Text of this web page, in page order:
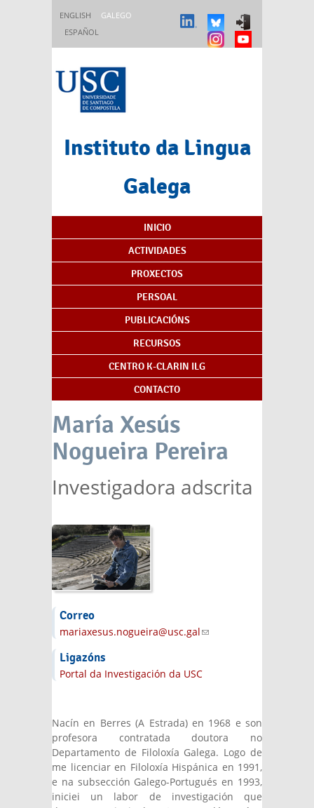
ENGLISH
GALEGO
ESPAÑOL
Instituto da Lingua
Galega
Índice de contidos
INICIO
ACTIVIDADES
PROXECTOS
PERSOAL
PUBLICACIÓNS
RECURSOS
CENTRO K-CLARIN ILG
CONTACTO
María Xesús
Nogueira Pereira
Investigadora adscrita
Correo
mariaxesus.nogueira@usc.gal(link sends
Ligazóns
Portal da Investigación da USC
Nacín en Berres (A Estrada) en 1968 e son
profesora contratada doutora no
Departamento de Filoloxía Galega. Logo de
me licenciar en Filoloxía Hispánica en 1991,
e na subsección Galego-Portugués en 1993,
iniciei un labor de investigación que